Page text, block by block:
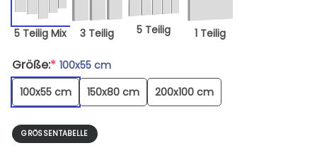
5 Teilig Mix 3 Teilig 5 Teilig 1 Teilig
Größe:* 100x55 cm
100x55 cm
150x80 cm 200x100 cm
GRÖSSENTABELLE